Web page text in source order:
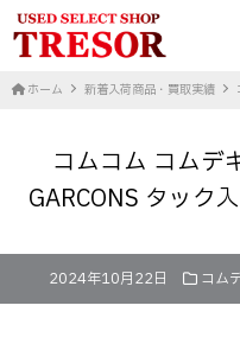
ホーム 新着入荷商品・買取実績
コムコム コムデ
GARCONS タック
2024年10月22日 コム